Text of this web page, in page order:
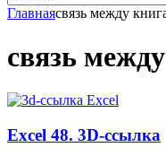
Главнаясвязь между
связь
Excel 48. 3D-ссылка